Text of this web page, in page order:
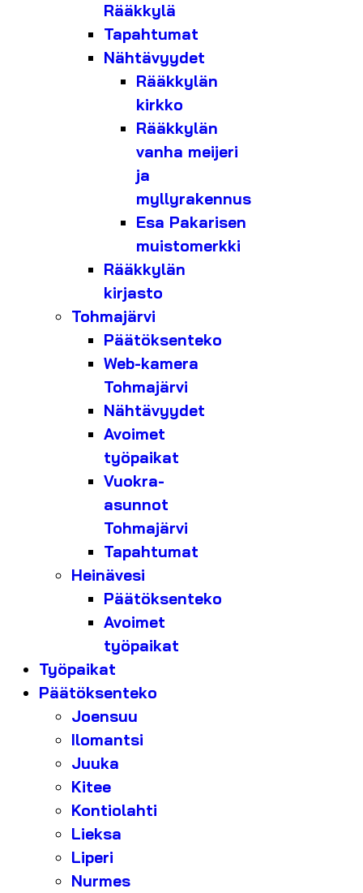
Rääkkylä
Tapahtumat
Nähtävyydet
Rääkkylän
kirkko
Rääkkylän
vanha meijeri
ja
myllyrakennus
Esa Pakarisen
muistomerkki
Rääkkylän
kirjasto
Tohmajärvi
Päätöksenteko
Web-kamera
Tohmajärvi
Nähtävyydet
Avoimet
työpaikat
Vuokra-
asunnot
Tohmajärvi
Tapahtumat
Heinävesi
Päätöksenteko
Avoimet
työpaikat
Työpaikat
Päätöksenteko
Joensuu
Ilomantsi
Juuka
Kitee
Kontiolahti
Lieksa
Liperi
Nurmes